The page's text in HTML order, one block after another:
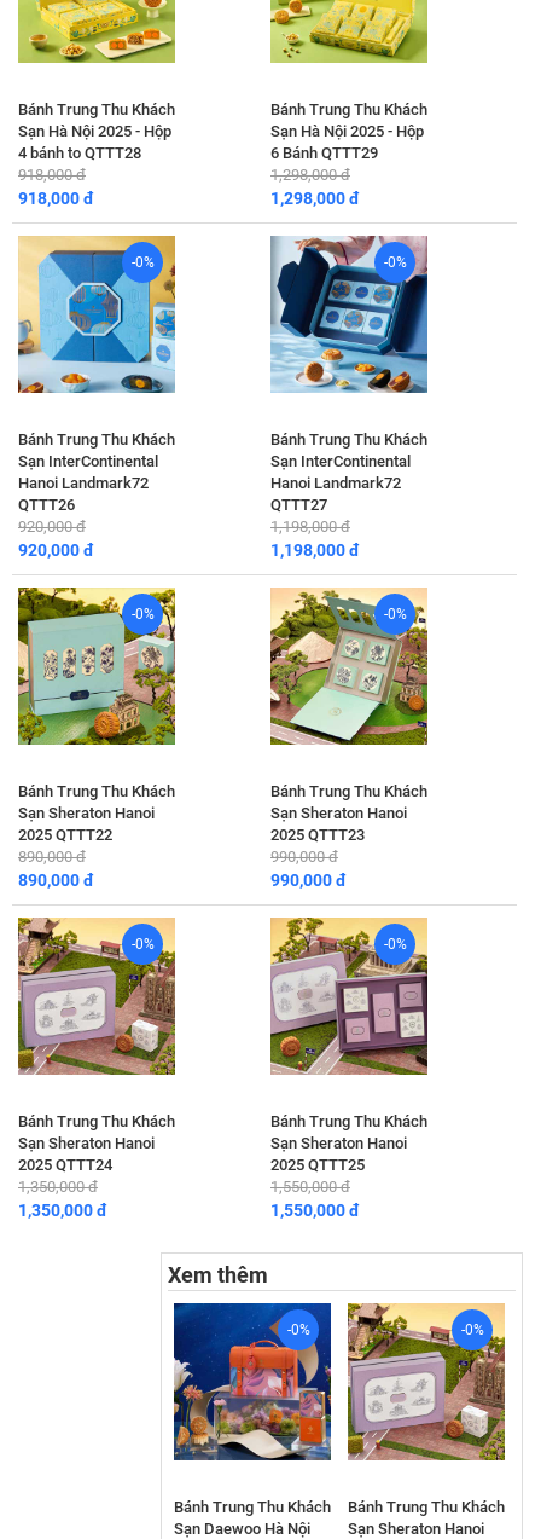
Bánh Trung Thu Khách
Sạn Hà Nội 2025 - Hộp
4 bánh to QTTT28
918,000 đ
918,000 đ
Bánh Trung Thu Khách
Sạn Hà Nội 2025 - Hộp
6 Bánh QTTT29
1,298,000 đ
1,298,000 đ
-0%
Bánh Trung Thu Khách
Sạn InterContinental
Hanoi Landmark72
QTTT26
920,000 đ
920,000 đ
-0%
Bánh Trung Thu Khách
Sạn InterContinental
Hanoi Landmark72
QTTT27
1,198,000 đ
1,198,000 đ
-0%
Bánh Trung Thu Khách
Sạn Sheraton Hanoi
2025 QTTT22
890,000 đ
890,000 đ
-0%
Bánh Trung Thu Khách
Sạn Sheraton Hanoi
2025 QTTT23
990,000 đ
990,000 đ
-0%
Bánh Trung Thu Khách
Sạn Sheraton Hanoi
2025 QTTT24
1,350,000 đ
1,350,000 đ
-0%
Bánh Trung Thu Khách
Sạn Sheraton Hanoi
2025 QTTT25
1,550,000 đ
1,550,000 đ
Xem thêm
-0%
Bánh Trung Thu Khách
Sạn Daewoo Hà Nội
-0%
Bánh Trung Thu Khách
Sạn Sheraton Hanoi